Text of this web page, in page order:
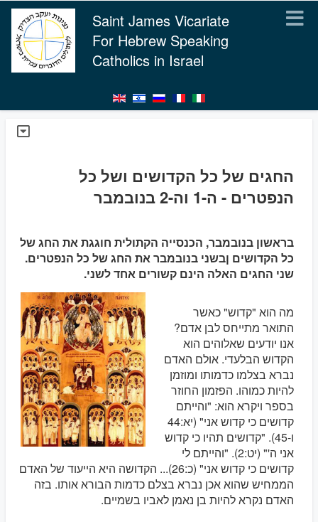
Saint James Vicariate
For Hebrew Speaking
Catholics in Israel
החגים של כל הקדושים ושל כל
הנפטרים - ה-1 וה-2 בנובמבר
בראשון בנובמבר, הכנסייה הקתולית חוגגת את החג של
כל הקדושים ןבשני בנובמבר את החג של כל הנפטרים.
שני החגים האלה הינם קשורים אחד לשני.
מה הוא "קדוש" כאשר
התואר מתייחס לבן אדם?
אנו יודעים שאלוהים הוא
הקדוש הבלעדי. אולם האדם
נברא בצלמו כדמותו ומוזמן
להיות כמוהו. הפזמון החוזר
בספר ויקרא הוא: "והייתם
קדושים כי קדוש אני" (יא:44
ו-45). "קדושים תהיו כי קדוש
אני ה'" (יט:2). "והייתם לי
קדושים כי קדוש אני" (כ:26)... הקדושה היא הייעוד של האדם
הממחיש שהוא אכן נברא בצלם כדמות הבורא אותו. בזה
האדם נקרא להיות בן נאמן לאביו בשמיים.